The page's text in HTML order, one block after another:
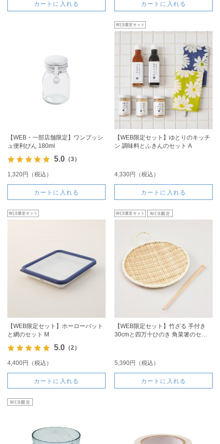
カートに入れる カートに入れる
【WEB・一部店舗限定】ワンプッシ
ュ便利びん 180ml
5.0（3）
1,320円（税込）
カートに入れる
【WEB限定セット】ゆとりのキッチ
ン 調味料とふきんのセット A
4,330円（税込）
カートに入れる
【WEB限定セット】ホーローバット
と網のセット M
5.0（2）
4,400円（税込）
カートに入れる
【WEB限定セット】竹ざる 手付き
30cmと四万十ひのき 角菜箸のセッ
5,390円（税込）
カートに入れる